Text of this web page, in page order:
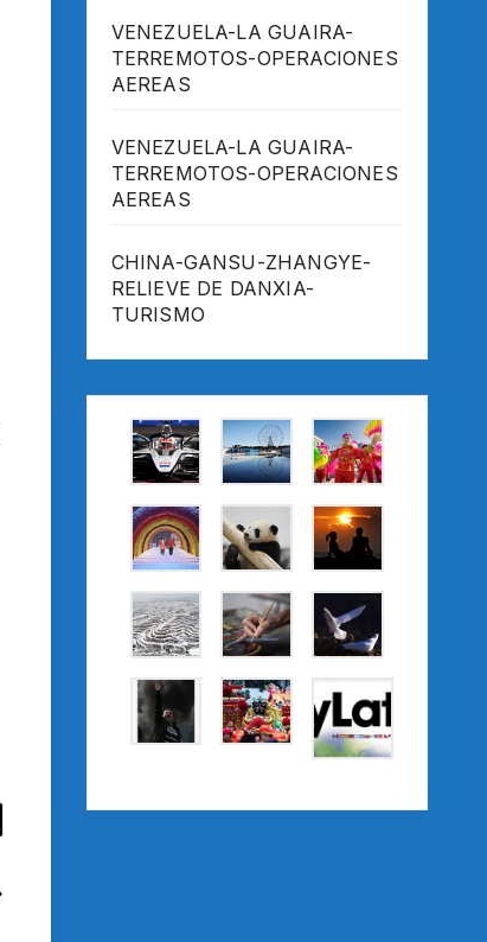
VENEZUELA-LA GUAIRA-
TERREMOTOS-OPERACIONES
AEREAS
VENEZUELA-LA GUAIRA-
TERREMOTOS-OPERACIONES
AEREAS
CHINA-GANSU-ZHANGYE-
RELIEVE DE DANXIA-
TURISMO